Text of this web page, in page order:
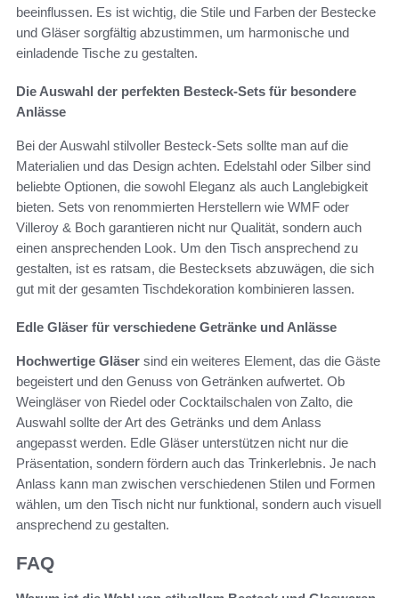
beeinflussen. Es ist wichtig, die Stile und Farben der Bestecke
und Gläser sorgfältig abzustimmen, um harmonische und
einladende Tische zu gestalten.
Die Auswahl der perfekten Besteck-Sets für besondere
Anlässe
Bei der Auswahl stilvoller Besteck-Sets sollte man auf die
Materialien und das Design achten. Edelstahl oder Silber sind
beliebte Optionen, die sowohl Eleganz als auch Langlebigkeit
bieten. Sets von renommierten Herstellern wie WMF oder
Villeroy & Boch garantieren nicht nur Qualität, sondern auch
einen ansprechenden Look. Um den Tisch ansprechend zu
gestalten, ist es ratsam, die Bestecksets abzuwägen, die sich
gut mit der gesamten Tischdekoration kombinieren lassen.
Edle Gläser für verschiedene Getränke und Anlässe
Hochwertige Gläser sind ein weiteres Element, das die Gäste
begeistert und den Genuss von Getränken aufwertet. Ob
Weingläser von Riedel oder Cocktailschalen von Zalto, die
Auswahl sollte der Art des Getränks und dem Anlass
angepasst werden. Edle Gläser unterstützen nicht nur die
Präsentation, sondern fördern auch das Trinkerlebnis. Je nach
Anlass kann man zwischen verschiedenen Stilen und Formen
wählen, um den Tisch nicht nur funktional, sondern auch visuell
ansprechend zu gestalten.
FAQ